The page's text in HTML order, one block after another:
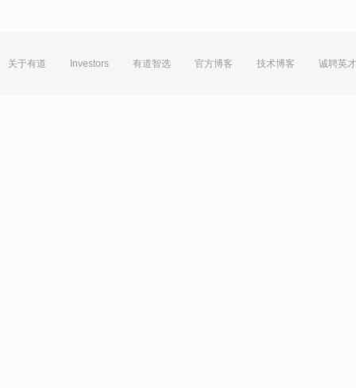
关于有道 Investors 有道智选 官方博客 技术博客 诚聘英才